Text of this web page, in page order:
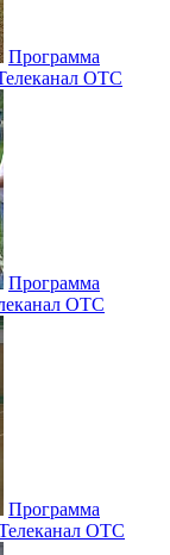
Программа
ОТС
Программа
ОТС
Программа
ОТС